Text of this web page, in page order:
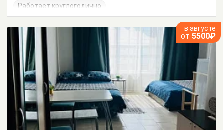
Работает круглогодично
в августе
от 5500₽